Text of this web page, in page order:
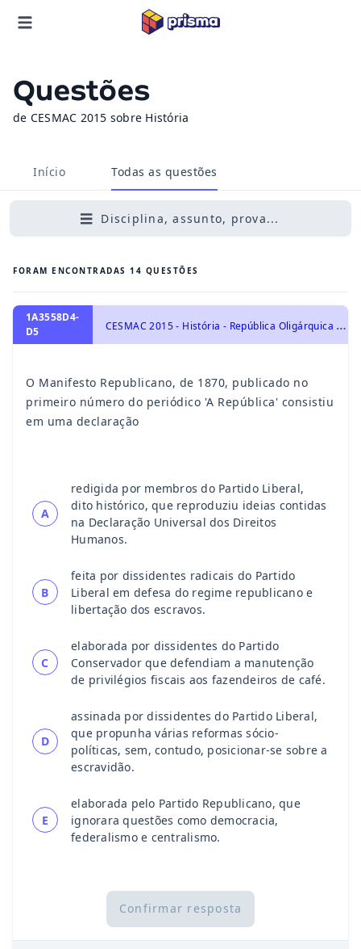
Questões
de CESMAC 2015 sobre História
Início Todas as questões
Disciplina, assunto, prova...
FORAM ENCONTRADAS 14 QUESTÕES
1A3558D4-
D5
C
ESMAC 2015 - História - República Oligárquica - 1889 a 1930, História do Brasil
O Manifesto Republicano, de 1870, publicado no
primeiro número do periódico 'A República' consistiu
em uma declaração
A
redigida por membros do Partido Liberal,
dito histórico, que reproduziu ideias contidas
na Declaração Universal dos Direitos
Humanos.
B
feita por dissidentes radicais do Partido
Liberal em defesa do regime republicano e
libertação dos escravos.
C
elaborada por dissidentes do Partido
Conservador que defendiam a manutenção
de privilégios fiscais aos fazendeiros de café.
D
assinada por dissidentes do Partido Liberal,
que propunha várias reformas sócio-
políticas, sem, contudo, posicionar-se sobre a
escravidão.
E
elaborada pelo Partido Republicano, que
ignorara questões como democracia,
federalismo e centralismo.
Confirmar resposta